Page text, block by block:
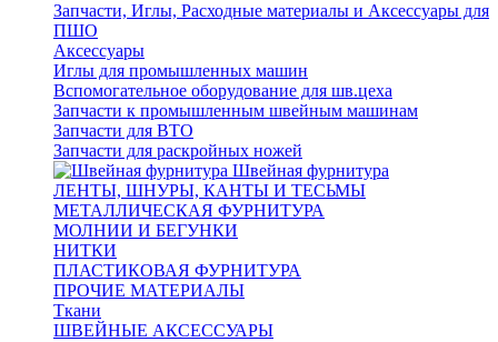
Запчасти, Иглы, Расходные материалы и Аксессуары для
ПШО
Аксессуары
Иглы для промышленных машин
Вспомогательное оборудование для шв.цеха
Запчасти к промышленным швейным машинам
Запчасти для ВТО
Запчасти для раскройных ножей
Швейная фурнитура
ЛЕНТЫ, ШНУРЫ, КАНТЫ И ТЕСЬМЫ
МЕТАЛЛИЧЕСКАЯ ФУРНИТУРА
МОЛНИИ И БЕГУНКИ
НИТКИ
ПЛАСТИКОВАЯ ФУРНИТУРА
ПРОЧИЕ МАТЕРИАЛЫ
Ткани
ШВЕЙНЫЕ АКСЕССУАРЫ